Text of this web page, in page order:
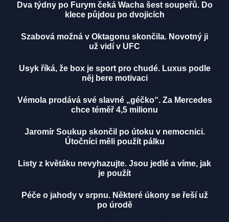
Dva týdny po Furym čeká Wacha šest soupeřů. Do
klece půjdou po dvojicích
Szabová možná v Oktagonu skončila. Novotný ji
už vidí v UFC
Usyk říká, že box je sport pro chudé. Luxus podle
něj bere motivaci
Vémola prodává své slavné „géčko“. Za Mercedes
chce téměř 4,5 milionu
Jaromír Soukup skončil po útoku v nemocnici.
Útočníci měli použít pálku
Listy z květáku nevyhazujte. Jsou jedlé a víme, jak
je použít
Péče o jahody v srpnu. Některé úkony se řeší už
po úrodě